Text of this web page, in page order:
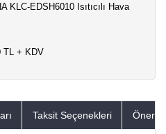
KLC-EDSH6010 Isıtıcılı Hava
TL + KDV
Taksit Seçenekleri